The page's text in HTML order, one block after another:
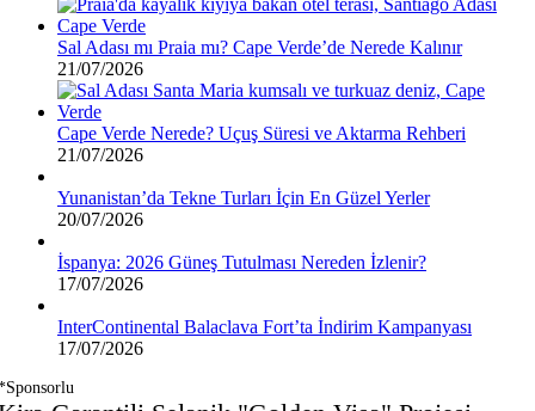
Sal Adası mı Praia mı? Cape Verde’de Nerede Kalınır
21/07/2026
Cape Verde Nerede? Uçuş Süresi ve Aktarma Rehberi
21/07/2026
Yunanistan’da Tekne Turları İçin En Güzel Yerler
20/07/2026
İspanya: 2026 Güneş Tutulması Nereden İzlenir?
17/07/2026
InterContinental Balaclava Fort’ta İndirim Kampanyası
17/07/2026